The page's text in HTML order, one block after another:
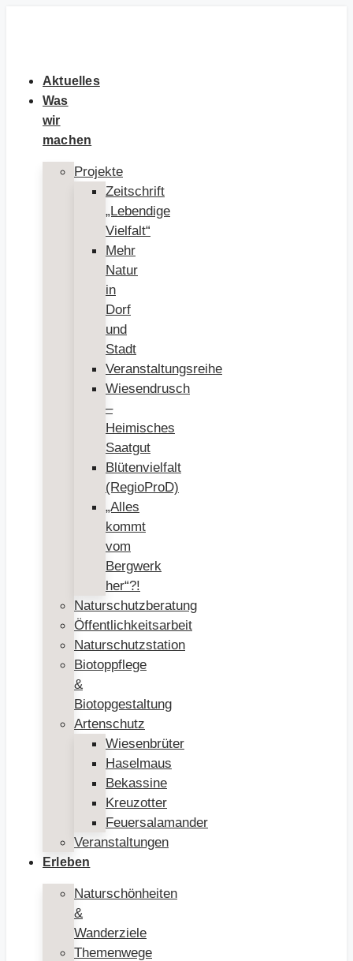
Aktuelles
Was
wir
machen
Projekte
Zeitschrift
„Lebendige
Vielfalt“
Mehr
Natur
in
Dorf
und
Stadt
Veranstaltungsreihe
Wiesendrusch
–
Heimisches
Saatgut
Blütenvielfalt
(RegioProD)
„Alles
kommt
vom
Bergwerk
her“?!
Naturschutzberatung
Öffentlichkeitsarbeit
Naturschutzstation
Biotoppflege
&
Biotopgestaltung
Artenschutz
Wiesenbrüter
Haselmaus
Bekassine
Kreuzotter
Feuersalamander
Veranstaltungen
Erleben
Naturschönheiten
&
Wanderziele
Themenwege